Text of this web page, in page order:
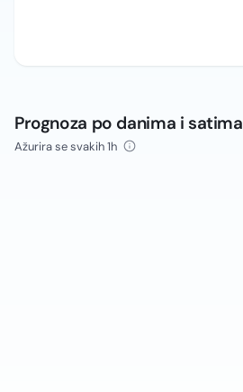
Prognoza po danima i satima
Ažurira se svakih 1h